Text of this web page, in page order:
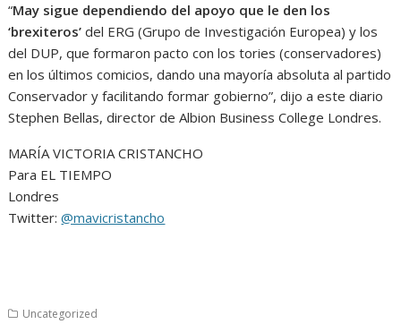
“May sigue dependiendo del apoyo que le den los
‘brexiteros’ del ERG (Grupo de Investigación Europea) y los
del DUP, que formaron pacto con los tories (conservadores)
en los últimos comicios, dando una mayoría absoluta al partido
Conservador y facilitando formar gobierno”, dijo a este diario
Stephen Bellas, director de Albion Business College Londres.
MARÍA VICTORIA CRISTANCHO
Para EL TIEMPO
Londres
Twitter:@mavicristancho
Uncategorized